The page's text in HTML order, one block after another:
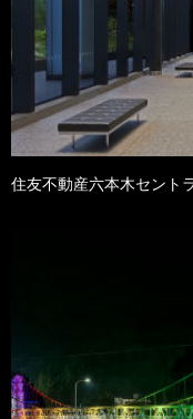
住友不動産六本木セント